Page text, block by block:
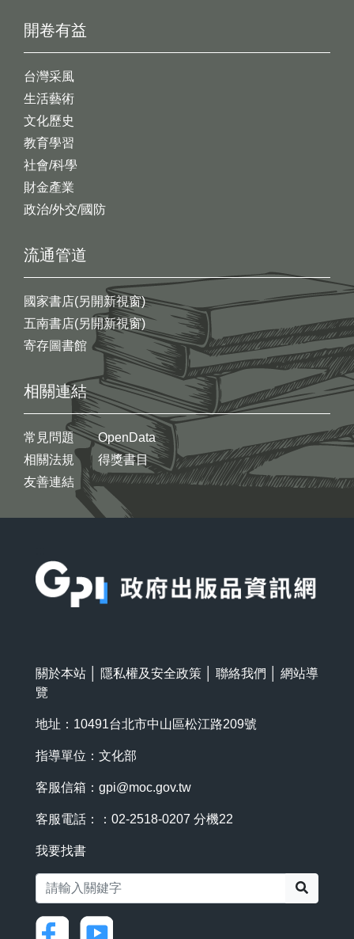
開卷有益
台灣采風
生活藝術
文化歷史
教育學習
社會/科學
財金產業
政治/外交/國防
流通管道
國家書店(另開新視窗)
五南書店(另開新視窗)
寄存圖書館
相關連結
常見問題
相關法規
友善連結
OpenData
得獎書目
關於本站 隱私權及安全政策 聯絡我們
網站導
覽
地址：10491台北市中山區松江路209號
指導單位：文化部
客服信箱： gpi@moc.gov.tw
客服電話：：02-2518-0207 分機22
我要找書